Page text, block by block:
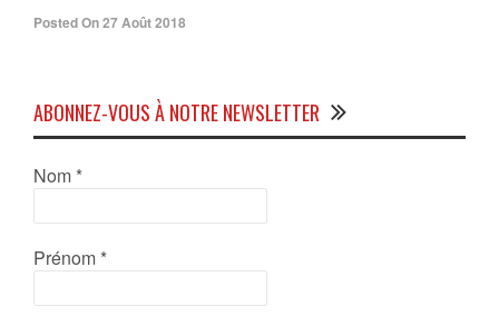
Posted On 27 Août 2018
ABONNEZ-VOUS À NOTRE NEWSLETTER
Nom *
Prénom *